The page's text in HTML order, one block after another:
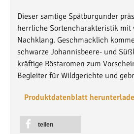
Dieser samtige Spätburgunder
herrliche Sortencharakteristik mit
Nachklang. Geschmacklich
schwarze Johannisbeere- und
kräftige Röstaromen zum
Begleiter für Wildgerichte und
Produktdatenblatt
teilen